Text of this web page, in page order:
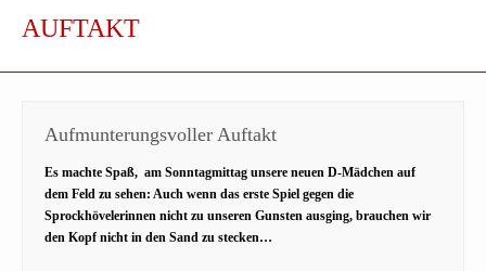
AUFTAKT
Aufmunterungsvoller Auftakt
Es machte Spaß, am Sonntagmittag unsere neuen D-Mädchen auf
dem Feld zu sehen: Auch wenn das erste Spiel gegen die
Sprockhövelerinnen nicht zu unseren Gunsten ausging, brauchen wir
den Kopf nicht in den Sand zu stecken…